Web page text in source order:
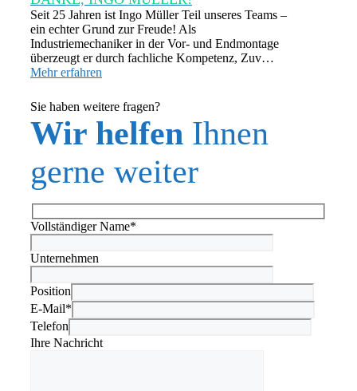
Seit 25 Jahren ist Ingo Müller Teil unseres Teams –
ein echter Grund zur Freude! Als
Industriemechaniker in der Vor- und Endmontage
überzeugt er durch fachliche Kompetenz, Zuv…
Mehr erfahren
Wir helfen Ihnen
gerne weiter
Sie haben weitere fragen?
Vollständiger Name*
Unternehmen
Position
E-Mail*
Telefon
Ihre Nachricht